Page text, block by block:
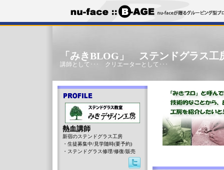
「みきBLOG」 ステンドグラス工
講師として･･･ クリエーターとして･･･
熱血講師
新宿のステンドグラス工房
・生徒募集中/見学随時(要予約)
・ステンドグラス修理/修復/販売